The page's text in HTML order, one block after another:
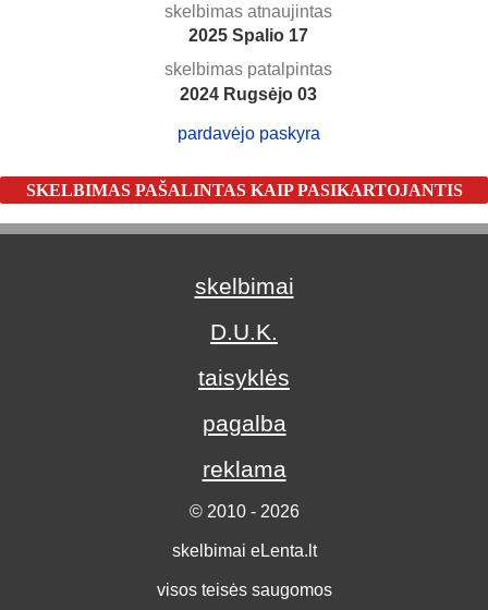
skelbimas atnaujintas
2025 Spalio 17
skelbimas patalpintas
2024 Rugsėjo 03
pardavėjo paskyra
SKELBIMAS PAŠALINTAS KAIP PASIKARTOJANTIS
skelbimai
D.U.K.
taisyklės
pagalba
reklama
© 2010 - 2026
skelbimai eLenta.lt
visos teisės saugomos